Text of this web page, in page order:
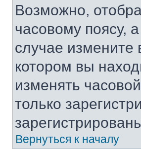
Возможно,
часовому поясу,
случае измените
котором вы
изменять
только
Вернуться к началу